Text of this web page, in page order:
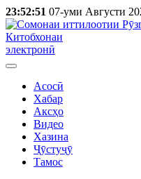
23:52:51 07-уми Августи
Китобхонаи
электронӣ
Асосӣ
Хабар
Аксҳо
Видео
Хазина
Ҷӯстуҷӯ
Тамос